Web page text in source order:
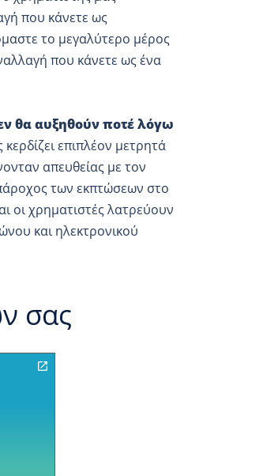
που κάνετε ως
το μεγαλύτερο μέρος
που κάνετε ως ένα
θα αυξηθούν ποτέ λόγω
επιπλέον μετρητά
απευθείας με τον
των εκπτώσεων στο
οι χρηματιστές λατρεύουν
και ηλεκτρονικού
σας